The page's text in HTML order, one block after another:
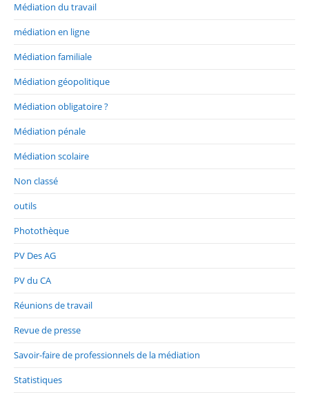
Médiation du travail
médiation en ligne
Médiation familiale
Médiation géopolitique
Médiation obligatoire ?
Médiation pénale
Médiation scolaire
Non classé
outils
Photothèque
PV Des AG
PV du CA
Réunions de travail
Revue de presse
Savoir-faire de professionnels de la médiation
Statistiques